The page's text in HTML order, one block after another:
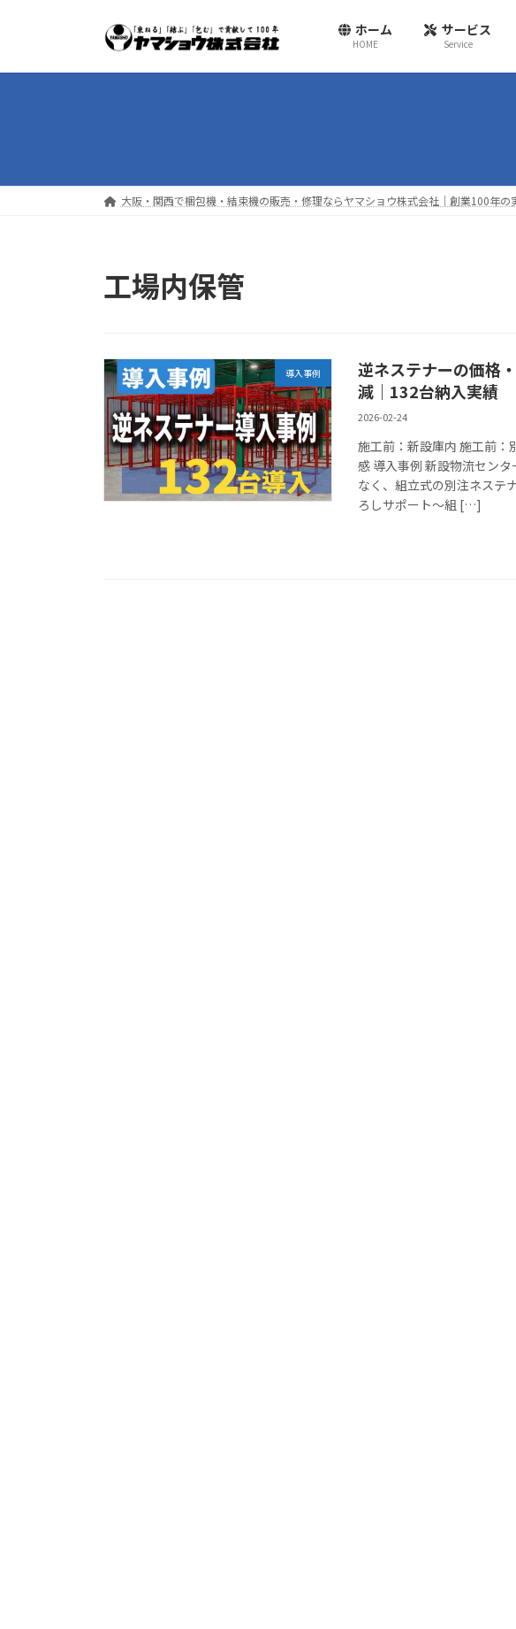
ホーム
HOME
サービス
Service
大阪・関西で梱包機・結束機の販売・修理ならヤマショウ株式会社｜創業100年
工場内保管
導入事例
逆ネステナーの価格
減｜132台納入実績
2026-02-24
施工前：新設庫内 施工前：
感 導入事例 新設物流セン
なく、組立式の別注ネステ
ろしサポート〜組 […]